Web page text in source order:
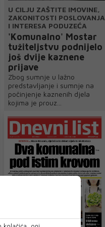
U CILJU ZAŠTITE IMOVINE,
ZAKONITOSTI POSLOVANJA
I INTERESA PODUZEĆA
'Komunalno' Mostar
tužiteljstvu podnijelo
još dvije kaznene
prijave
Zbog sumnje u lažno
predstavljanje i sumnje na
počinjenje kaznenih djela
kojima je prouz...